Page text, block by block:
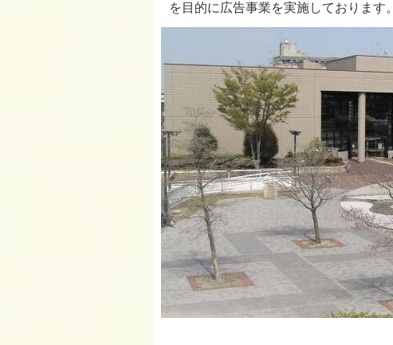
を目的に広告事業を実施しております。